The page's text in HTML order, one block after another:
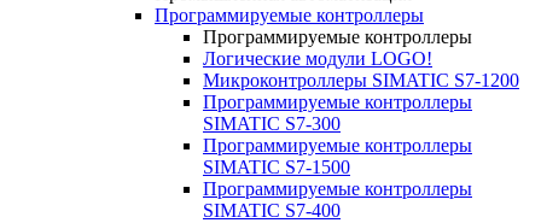
Программируемые контроллеры
Программируемые контроллеры
Логические модули LOGO!
Микроконтроллеры SIMATIC S7-1200
Программируемые контроллеры
SIMATIC S7-300
Программируемые контроллеры
SIMATIC S7-1500
Программируемые контроллеры
SIMATIC S7-400